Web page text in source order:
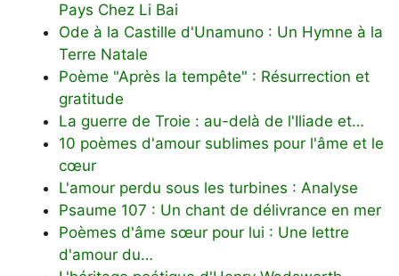
Pays Chez Li Bai
Ode à la Castille d'Unamuno : Un Hymne à la
Terre Natale
Poème "Après la tempête" : Résurrection et
gratitude
La guerre de Troie : au-delà de l'Iliade et…
10 poèmes d'amour sublimes pour l'âme et le
cœur
L'amour perdu sous les turbines : Analyse
Psaume 107 : Un chant de délivrance en mer
Poèmes d'âme sœur pour lui : Une lettre
d'amour du…